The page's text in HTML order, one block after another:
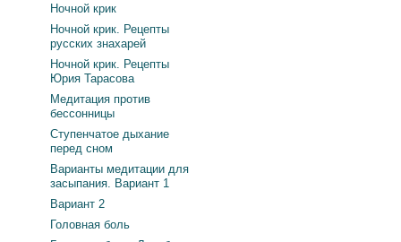
Ночной крик
Ночной крик. Рецепты
русских знахарей
Ночной крик. Рецепты
Юрия Тарасова
Медитация против
бессонницы
Ступенчатое дыхание
перед сном
Варианты медитации для
засыпания. Вариант 1
Вариант 2
Головная боль